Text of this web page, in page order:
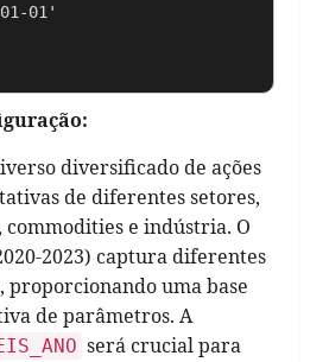
01'
diversificado de ações
de diferentes setores,
e indústria. O
2023) captura diferentes
proporcionando uma base
de parâmetros. A
será crucial para